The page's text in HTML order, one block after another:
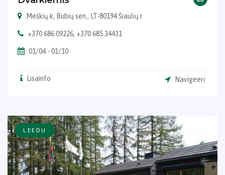
Meškių k, Bubių sen., LT-80194 Šiaulių r
+370 686 09226, +370 685 34431
01/04 - 01/10
Lisainfo Navigeeri
LEEDU